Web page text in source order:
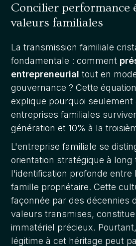
Concilier performance
valeurs familiales
La transmission familiale
fondamentale : comment
entrepreneurial tout en
gouvernance ? Cette
explique pourquoi seulement
entreprises familiales
génération et 10% à la
L'entreprise familiale se
orientation stratégique à long
l'identification profonde entre
famille propriétaire. Cette
façonnée par des décennies
valeurs transmises,
immatériel précieux.
légitime à cet héritage peut